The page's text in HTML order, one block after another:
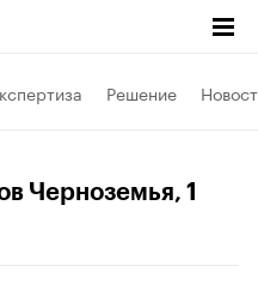
Решение
Черноземья, 1